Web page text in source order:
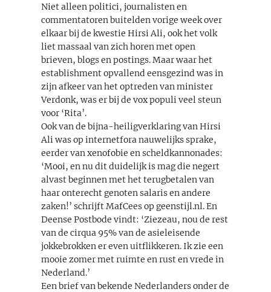
Niet alleen politici, journalisten en
commentatoren buitelden vorige week over
elkaar bij de kwestie Hirsi Ali, ook het volk
liet massaal van zich horen met open
brieven, blogs en postings. Maar waar het
establishment opvallend eensgezind was in
zijn afkeer van het optreden van minister
Verdonk, was er bij de vox populi veel steun
voor ‘Rita’.
Ook van de bijna-heiligverklaring van Hirsi
Ali was op internetfora nauwelijks sprake,
eerder van xenofobie en scheldkannonades:
‘Mooi, en nu dit duidelijk is mag die negert
alvast beginnen met het terugbetalen van
haar onterecht genoten salaris en andere
zaken!’ schrijft MafCees op geenstijl.nl. En
Deense Postbode vindt: ‘Ziezeau, nou de rest
van de cirqua 95% van de asieleisende
jokkebrokken er even uitflikkeren. Ik zie een
mooie zomer met ruimte en rust en vrede in
Nederland.’
Een brief van bekende Nederlanders onder de